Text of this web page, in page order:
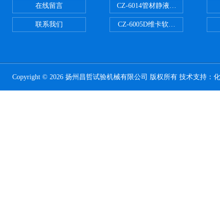
在线留言
联系我们
CZ-6014管材静液压爆破试验机
CZ-6005D维卡软化点温度测定仪
Copyright © 2026 扬州昌哲试验机械有限公司 版权所有 技术支持：